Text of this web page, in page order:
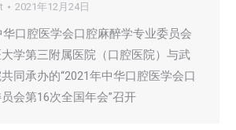
2021年12月24日
华口腔医学会口腔麻醉学专业委员会
学第三附属医院（口腔医院）与武
同承办的“2021年中华口腔医学会口
会第16次全国年会”召开